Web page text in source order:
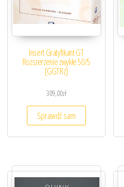
Insert Gratyfikant GT
Rozszerzenie zwykłe 50/5
[GGTRz]
309,00zł
Sprawdź sam